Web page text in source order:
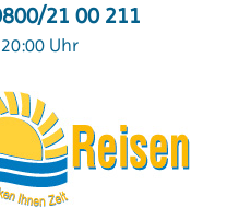
21 00 211
Uhr